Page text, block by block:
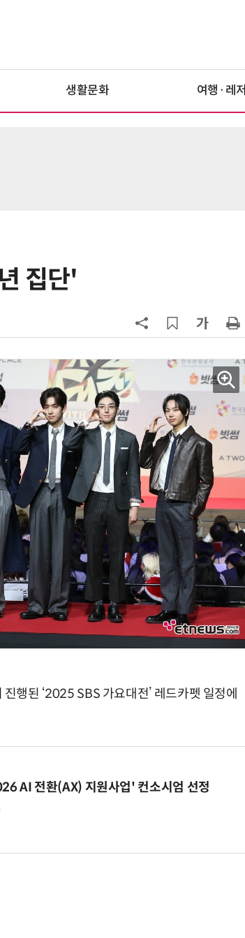
생활문화 여행·레저
집단'
행된 ‘2025 SBS 가요대전’ 레드카펫 일정에
AI 전환(AX) 지원사업' 컨소시엄 선정
AI 시대의 옵저버빌리티: GPU·LLM 모니터링부터 AI 기반 장애 대응까지